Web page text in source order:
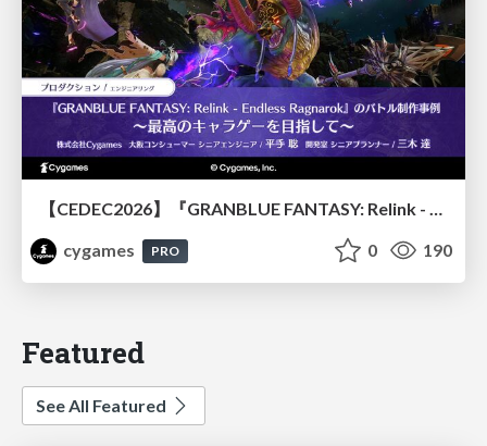
【CEDEC2026】『GRANBLUE FANTASY: Relink - Endless Ragnarok』のバトル制作事例 ～最高のキャラゲーを目指して～
cygames
PRO 0 190
Featured
See All Featured